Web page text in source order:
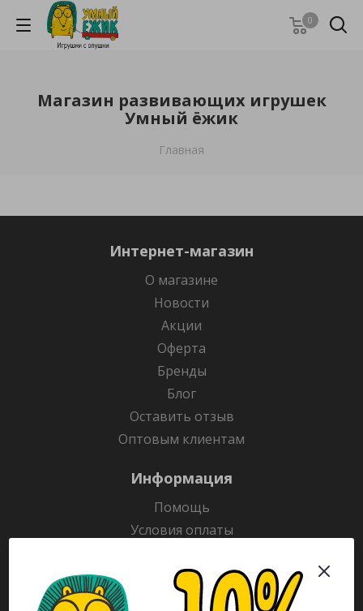
0
Магазин развивающих игрушек
Умный ёжик
Главная
Интернет-магазин
О магазине
Новости
Акции
Оферта
Бренды
Блог
Оставить отзыв
Оптовым клиентам
Информация
Помощь
Условия оплаты
Гарантия на товар
Раскраски